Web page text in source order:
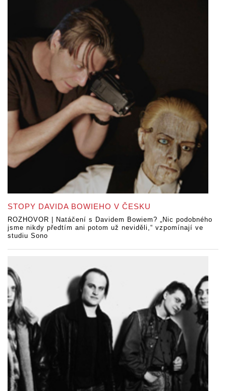
STOPY DAVIDA BOWIEHO V ČESKU
ROZHOVOR | Natáčení s Davidem Bowiem? „Nic podobného
jsme nikdy předtím ani potom už neviděli,“ vzpomínají ve
studiu Sono